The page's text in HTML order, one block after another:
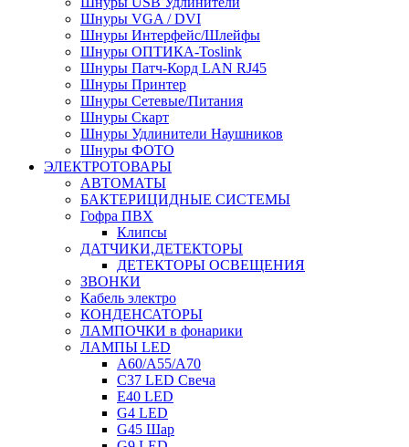
Шнуры VGA / DVI
Шнуры Интерфейс/Шлейфы
Шнуры ОПТИКА-Toslink
Шнуры Патч-Корд LAN RJ45
Шнуры Принтер
Шнуры Сетевые/Питания
Шнуры Скарт
Шнуры Удлинители Наушников
Шнуры ФОТО
ЭЛЕКТРОТОВАРЫ
АВТОМАТЫ
БАКТЕРИЦИДНЫЕ СИСТЕМЫ
Гофра ПВХ
Клипсы
ДАТЧИКИ,ДЕТЕКТОРЫ
ДЕТЕКТОРЫ ОСВЕЩЕНИЯ
ЗВОНКИ
Кабель электро
КОНДЕНСАТОРЫ
ЛАМПОЧКИ в фонарики
ЛАМПЫ LED
A60/A55/A70
C37 LED Свеча
E40 LED
G4 LED
G45 Шар